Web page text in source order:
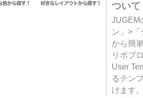
ついて
JUGEM
ン」>
から簡
リポブ
User
るテン
けます